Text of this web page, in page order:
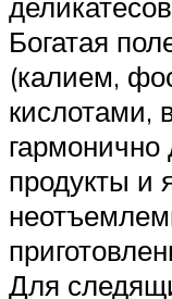
Богатая
(калием,
кислотами,
гармонично
продукты и
Для